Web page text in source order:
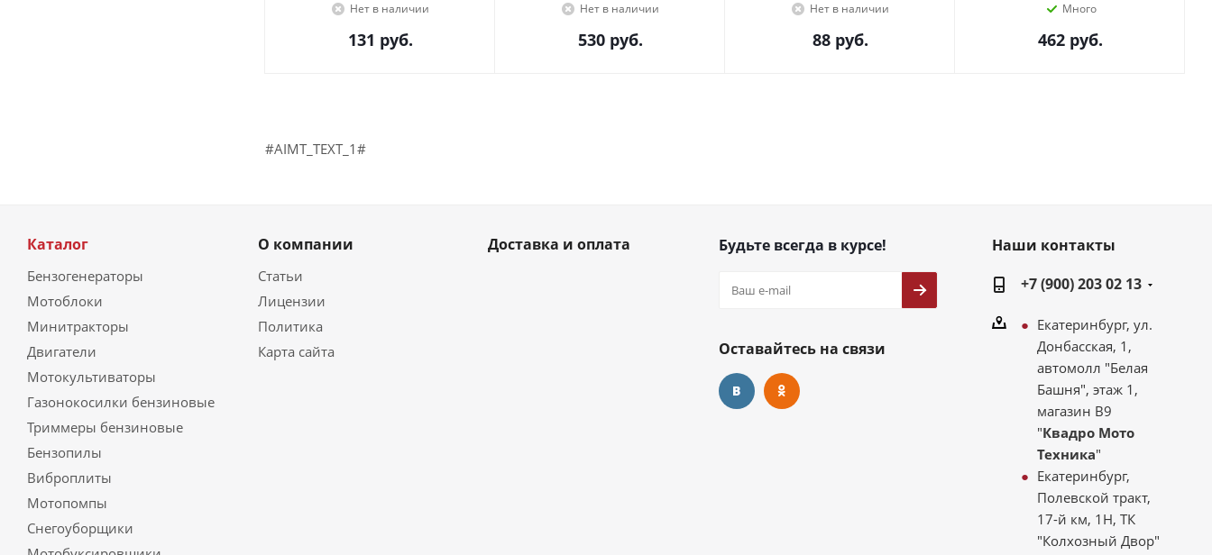
Нет в наличии
131 руб.
Нет в наличии
530руб.
Нет в наличии
88руб.
Много
462руб.
#AIMT_TEXT_1#
Каталог
Бензогенераторы
Мотоблоки
Минитракторы
Двигатели
Мотокультиваторы
Газонокосилки бензиновые
Триммеры бензиновые
Бензопилы
Виброплиты
Мотопомпы
Снегоуборщики
О компании
Статьи
Лицензии
Политика
Карта сайта
Доставка и оплата Будьте всегда в курсе!
Оставайтесь на связи
Наши контакты
+7 (900) 203 02 13
Екатеринбург, ул.
Донбасская, 1,
автомолл "Белая
Башня", этаж 1,
магазин В9
"Квадро Мото
Техника"
Екатеринбург,
Полевской тракт,
17-й км, 1Н, ТК
"Колхозный Двор"